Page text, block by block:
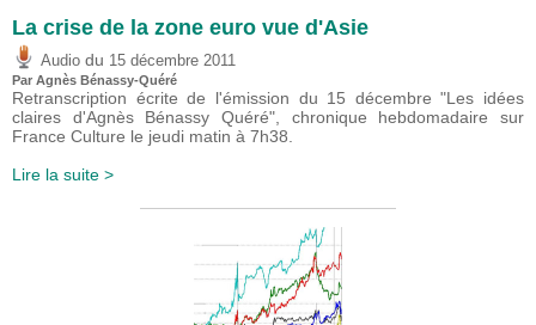
La crise de la zone euro vue d'Asie
Audio du 15 décembre 2011
Par Agnès Bénassy-Quéré
Retranscription écrite de l'émission du 15 décembre "Les idées
claires d'Agnès Bénassy Quéré", chronique hebdomadaire sur
France Culture le jeudi matin à 7h38.
Lire la suite >